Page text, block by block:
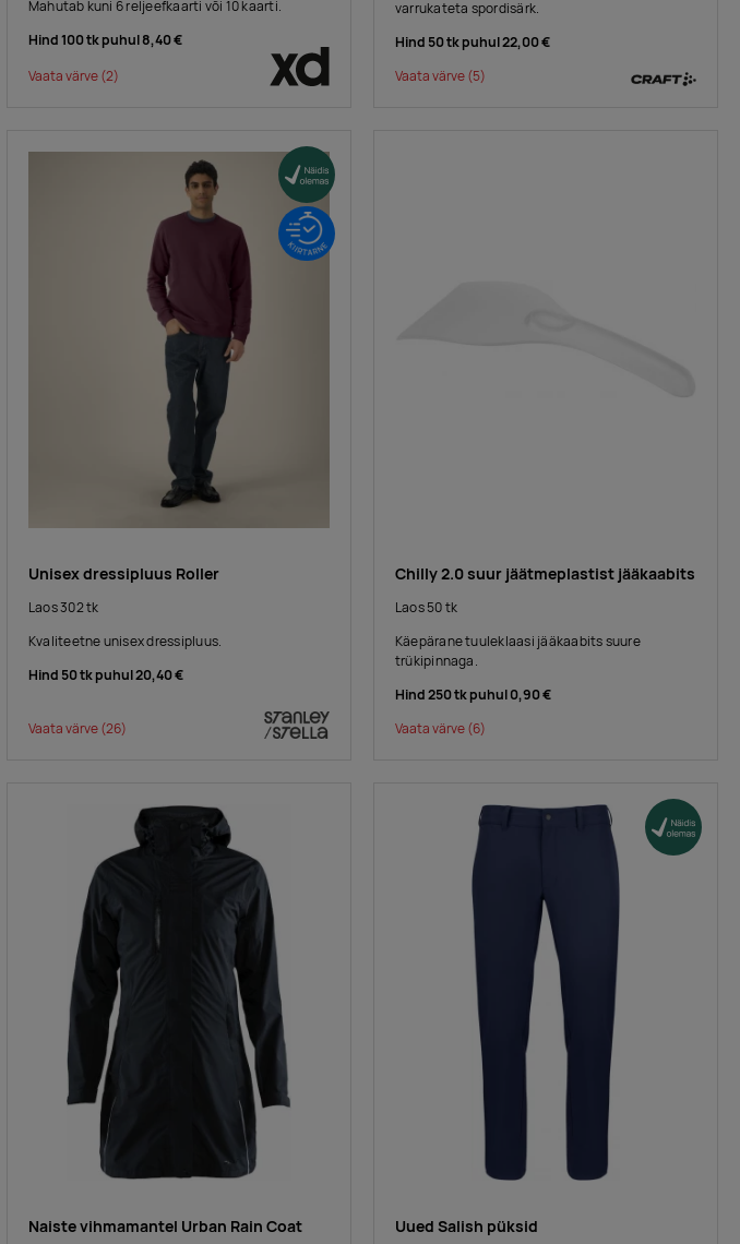
Mahutab kuni 6 reljeefkaarti või 10 kaarti.
Hind 100 tk puhul8,40 €
Vaata värve(2)
varrukateta spordisärk.
Hind 50 tk puhul22,00 €
Vaata värve(5)
Unisex dressipluus Roller
Laos 302 tk
Kvaliteetne unisex dressipluus.
Hind 50 tk puhul20,40 €
Vaata värve(26)
Chilly 2.0 suur jäätmeplastist jääkaabits
Laos 50 tk
Käepärane tuuleklaasi jääkaabits suure
trükipinnaga.
Hind 250 tk puhul0,90 €
Vaata värve(6)
Naiste vihmamantel Urban Rain Coat Uued Salish püksid